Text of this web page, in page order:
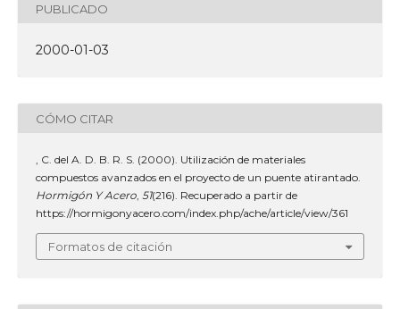
PUBLICADO
2000-01-03
CÓMO CITAR
, C. del A. D. B. R. S. (2000). Utilización de materiales
compuestos avanzados en el proyecto de un puente atirantado.
Hormigón Y Acero, 51(216). Recuperado a partir de
https://hormigonyacero.com/index.php/ache/article/view/361
Formatos de citación